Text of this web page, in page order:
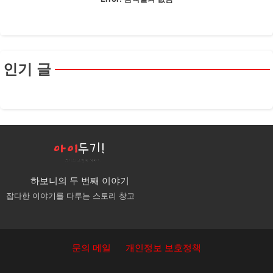
인기 글
하보니의 두 번째 이야기
잡다한 이야기를 다루는 스토리 창고
문의 메일 개인정보 보호정책